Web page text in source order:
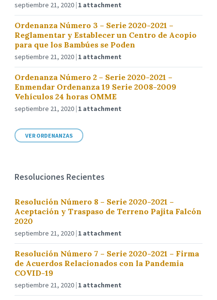
septiembre 21, 2020 1 attachment
Ordenanza Número 3 – Serie 2020-2021 –
Reglamentar y Establecer un Centro de Acopio
para que los Bambúes se Poden
septiembre 21, 2020 1 attachment
Ordenanza Número 2 – Serie 2020-2021 –
Enmendar Ordenanza 19 Serie 2008-2009
Vehículos 24 horas OMME
septiembre 21, 2020 1 attachment
VER ORDENANZAS
Resoluciones Recientes
Resolución Número 8 – Serie 2020-2021 –
Aceptación y Traspaso de Terreno Pajita Falcón
2020
septiembre 21, 2020 1 attachment
Resolución Número 7 – Serie 2020-2021 – Firma
de Acuerdos Relacionados con la Pandemia
COVID-19
septiembre 21, 2020 1 attachment